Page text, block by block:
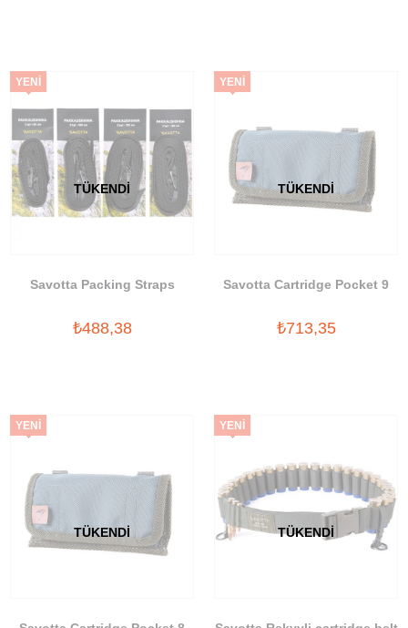
TÜKENDI
Savotta Packing Straps
₺488,38
YENI
TÜKENDI
Savotta Cartridge Pocket 9
₺713,35
YENI
TÜKENDI
YENI
TÜKENDI
YENI